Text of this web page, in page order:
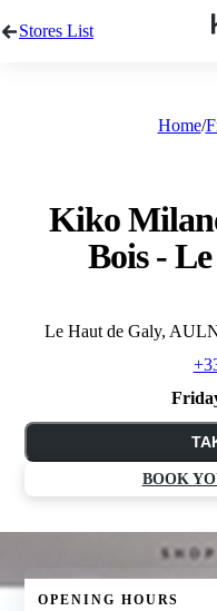
Stores List
Home
Kiko
Bois -
Le Haut de Galy,
BOOK
OPENING HOURS